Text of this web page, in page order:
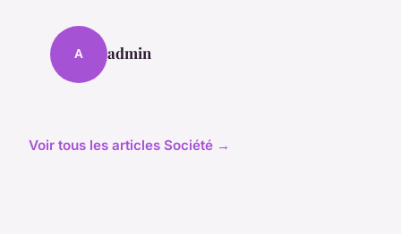
A admin
Voir tous les articles Société →